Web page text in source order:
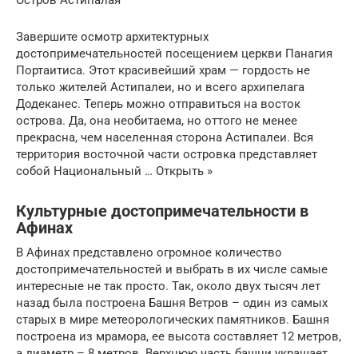
Завершите осмотр архитектурных
достопримечательностей посещением церкви Панагия
Портаитиса. Этот красивейший храм — гордость не
только жителей Астипалеи, но и всего архипелага
Додеканес. Теперь можно отправиться на восток
острова. Да, она необитаема, но оттого не менее
прекрасна, чем населенная сторона Астипалеи. Вся
территория восточной части островка представляет
собой Национальный … Открыть »
Культурные достопримечательности в
Афинах
В Афинах представлено огромное количество
достопримечательностей и выбрать в их числе самые
интересные не так просто. Так, около двух тысяч лет
назад была построена Башня Ветров – один из самых
старых в мире метеорологических памятников. Башня
построена из мрамора, ее высота составляет 12 метров,